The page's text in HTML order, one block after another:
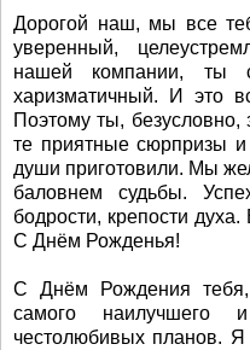
Дорогой наш, мы все
уверенный,
нашей компании, ты
харизматичный. И это
Поэтому ты, безусловно,
те приятные сюрпризы
души приготовили. Мы
баловнем судьбы.
бодрости, крепости
С Днём Рожденья!
С Днём Рождения
самого наилучшего
честолюбивых планов.